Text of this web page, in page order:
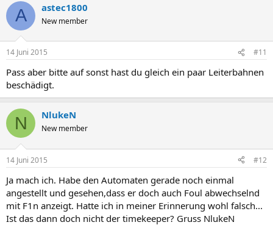
A astec1800
New member
14 Juni 2015 #11
Pass aber bitte auf sonst hast du gleich ein paar Leiterbahnen
beschädigt.
N NlukeN
New member
14 Juni 2015 #12
Ja mach ich. Habe den Automaten gerade noch einmal
angestellt und gesehen,dass er doch auch Foul abwechselnd
mit F1n anzeigt. Hatte ich in meiner Erinnerung wohl falsch...
Ist das dann doch nicht der timekeeper? Gruss NlukeN